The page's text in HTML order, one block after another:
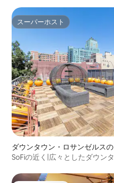
スーパーホスト
スーパーホスト
ダウンタウン・ロサンゼルス
SoFiの近く|広々としたダウン